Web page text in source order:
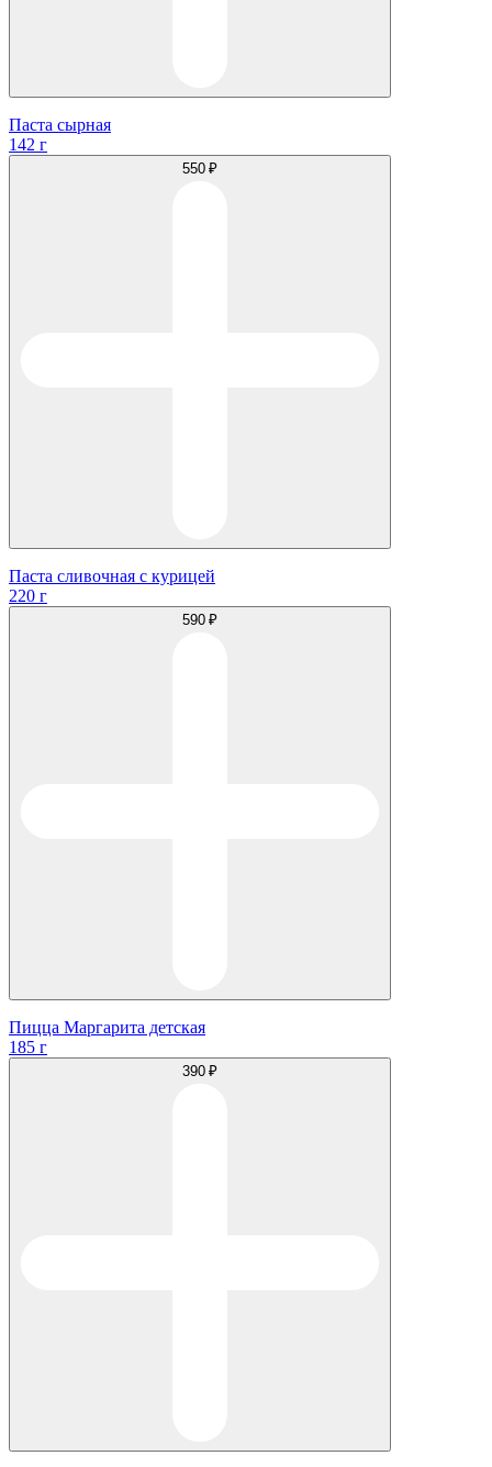
Паста сырная
142 г
550 ₽
Паста сливочная с курицей
220 г
590 ₽
Пицца Маргарита детская
185 г
390 ₽